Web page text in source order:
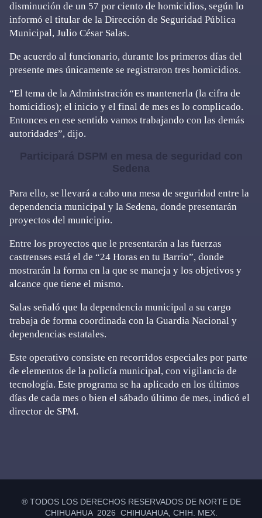
disminución de un 57 por ciento de homicidios, según lo
informó el titular de la Dirección de Seguridad Pública
Municipal, Julio César Salas.
De acuerdo al funcionario, durante los primeros días del
presente mes únicamente se registraron tres homicidios.
“El tema de la Administración es mantenerla (la cifra de
homicidios); el inicio y el final de mes es lo complicado.
Entonces en ese sentido vamos trabajando con las demás
autoridades”, dijo.
Participará DSPM en mesa de seguridad con
Sedena
Para ello, se llevará a cabo una mesa de seguridad entre la
dependencia municipal y la Sedena, donde presentarán
proyectos del municipio.
Entre los proyectos que le presentarán a las fuerzas
castrenses está el de “24 Horas en tu Barrio”, donde
mostrarán la forma en la que se maneja y los objetivos y
alcance que tiene el mismo.
Salas señaló que la dependencia municipal a su cargo
trabaja de forma coordinada con la Guardia Nacional y
dependencias estatales.
Este operativo consiste en recorridos especiales por parte
de elementos de la policía municipal, con vigilancia de
tecnología. Este programa se ha aplicado en los últimos
días de cada mes o bien el sábado último de mes, indicó el
director de SPM.
® TODOS LOS DERECHOS RESERVADOS DE NORTE DE
CHIHUAHUA 2026 CHIHUAHUA, CHIH. MEX.